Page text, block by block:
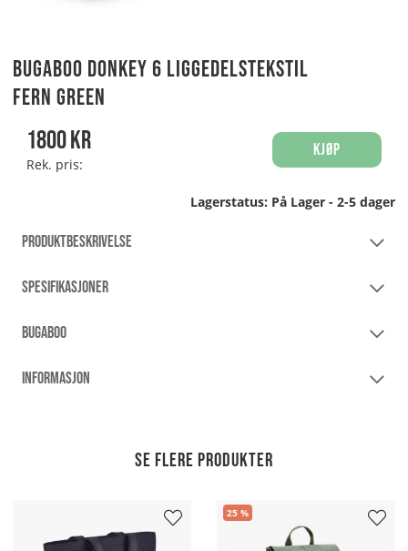
Bugaboo Donkey 6 Liggedelstekstil
Fern Green
1800kr
Rek. pris:
Kjøp
Lagerstatus: På Lager - 2-5 dager
PRODUKTBESKRIVELSE
SPESIFIKASJONER
BUGABOO
INFORMASJON
Se flere produkter
25